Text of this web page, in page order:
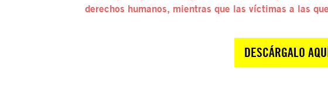
derechos humanos, mientras que las víctimas a las